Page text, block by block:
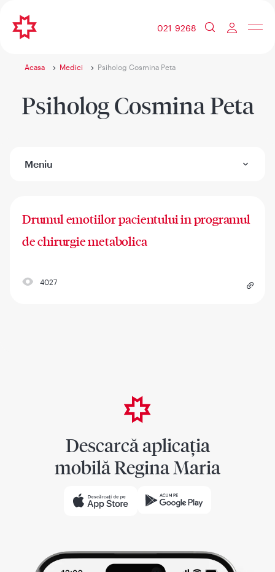
021 9268
Acasa Medici Psiholog Cosmina Peta
Psiholog Cosmina Peta
Meniu
Drumul emotiilor pacientului in programul
de chirurgie metabolica
4027
Descarcă aplicația
mobilă Regina Maria